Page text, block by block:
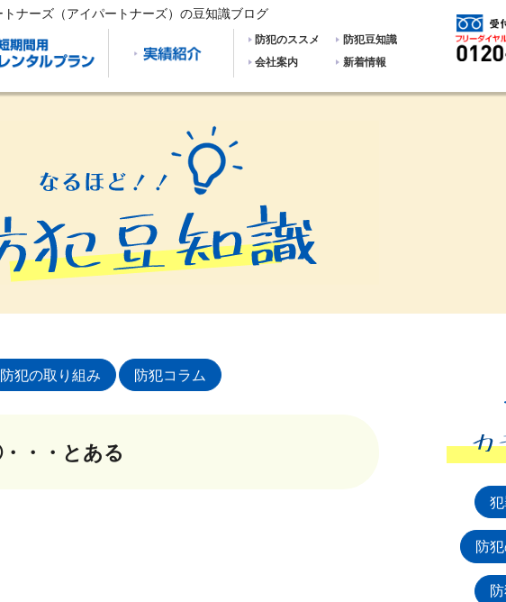
ナーズ（アイパートナーズ）の豆知識ブログ
防犯のススメ
防犯豆知識
会社案内
新着情報
防犯の取り組み 防犯コラム
・・とある
防